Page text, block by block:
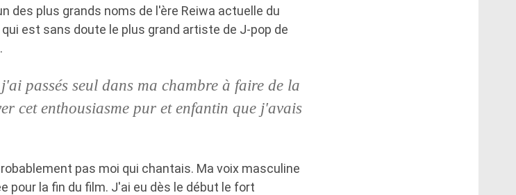
des plus grands noms de l'ère Reiwa actuelle du
est sans doute le plus grand artiste de J-pop de
passés seul dans ma chambre à faire de la
cet enthousiasme pur et enfantin que j'avais
pas moi qui chantais. Ma voix masculine
pour la fin du film. J'ai eu dès le début le fort